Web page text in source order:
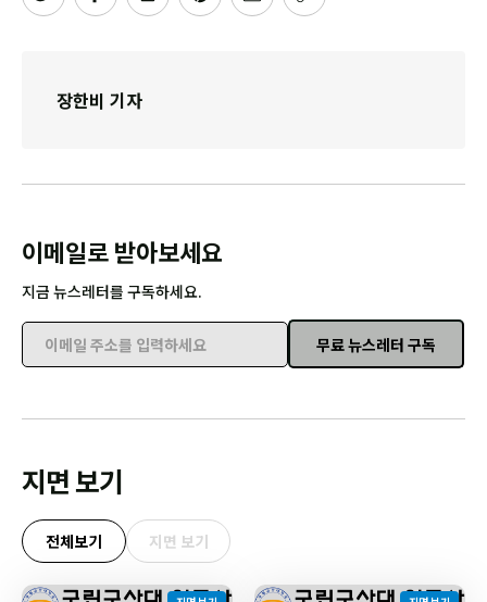
장한비 기자
이메일로 받아보세요
지금 뉴스레터를 구독하세요.
이메일 주소를 입력하세요
무료 뉴스레터 구독
지면 보기
전체보기 지면 보기